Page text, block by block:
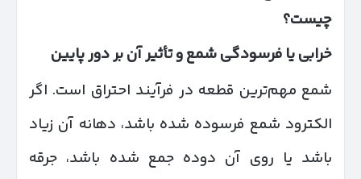
چیست؟
خرابی یا فرسودگی شمع و تأثیر آن بر دور پایین
شمع مهم‌ترین قطعه در فرآیند احتراق است. اگر
الکترود شمع فرسوده شده باشد، دهانه آن زیاد
باشد یا روی آن دوده جمع شده باشد، جرقه